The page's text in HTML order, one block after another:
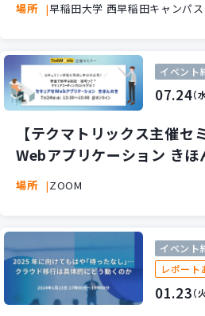
場所
早稲田大学 西早稲田キャンパ
イベント
07.24（
【テクマトリックス主催セ
Webアプリケーション き
Cによる認証・認可、セキ
場所 ZOOM
イベント
レポート
01.23（